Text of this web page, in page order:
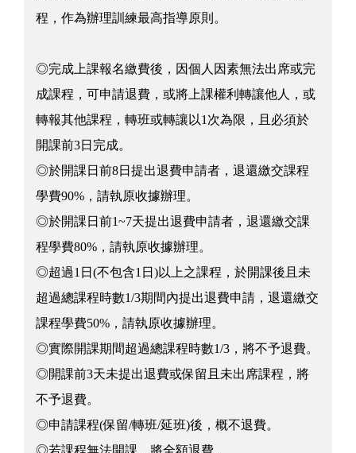
程，作為辦理訓練最高指導原則。
◎完成上課報名繳費後，因個人因素無法出席或完
成課程，可申請退費，或將上課權利轉讓他人，或
轉報其他課程，轉班或轉讓以1次為限，且必須於
開課前3日完成。
◎於開課日前8日提出退費申請者，退還繳交課程
學費90%，請執原收據辦理。
◎於開課日前1~7天提出退費申請者，退還繳交課
程學費80%，請執原收據辦理。
◎超過1日(不包含1日)以上之課程，於開課後且未
超過總課程時數1/3期間內提出退費申請，退還繳交
課程學費50%，請執原收據辦理。
◎實際開課期間超過總課程時數1/3，將不予退費。
◎開課前3天未提出退費或保留且未出席課程，將
不予退費。
◎申請課程(保留/轉班/延班)後，概不退費。
◎若課程無法開課，將全額退費。